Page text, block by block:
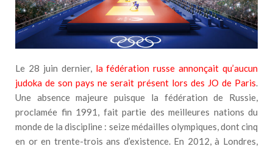
Le 28 juin dernier, la fédération russe annonçait qu’aucun
judoka de son pays ne serait présent lors des JO de Paris.
Une absence majeure puisque la fédération de Russie,
proclamée fin 1991, fait partie des meilleures nations du
monde de la discipline : seize médailles olympiques, dont cinq
en or en trente-trois ans d’existence. En 2012, à Londres,